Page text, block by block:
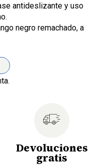
antideslizante y uso
negro remachado, a
Devoluciones
gratis